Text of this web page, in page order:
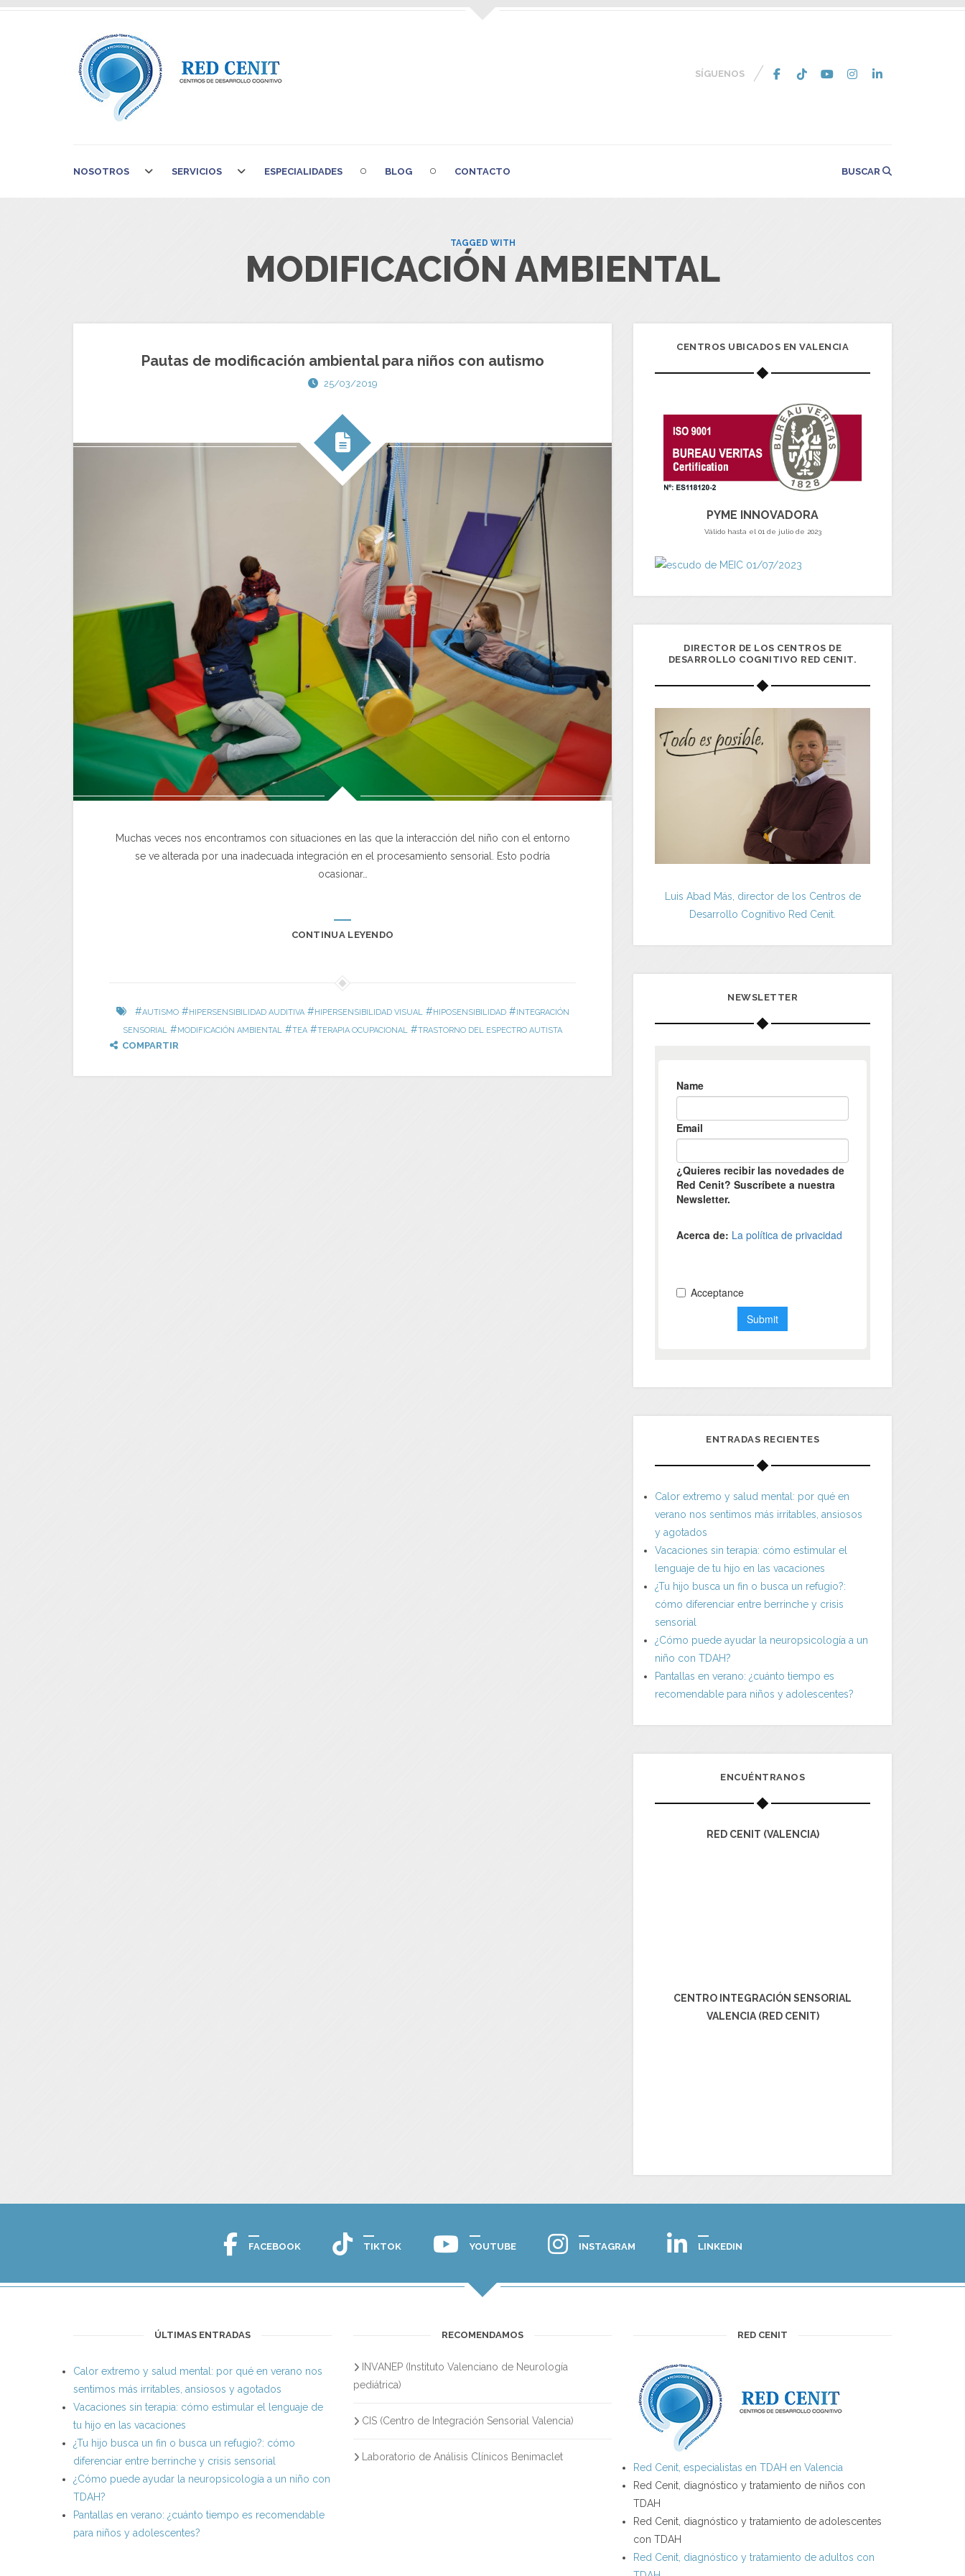
SÍGUENOS
NOSOTROS SERVICIOS ESPECIALIDADES BLOG CONTACTO BUSCAR
TAGGED WITH
MODIFICACIÓN AMBIENTAL
Pautas de modificación ambiental para niños con autismo
25/03/2019
Muchas veces nos encontramos con situaciones en las que la interacción del niño con el entorno
se ve alterada por una inadecuada integración en el procesamiento sensorial. Esto podría
ocasionar…
CONTINUA LEYENDO
#AUTISMO#HIPERSENSIBILIDAD AUDITIVA#HIPERSENSIBILIDAD VISUAL #HIPOSENSIBILIDAD#INTEGRACIÓN
SENSORIAL #MODIFICACIÓN AMBIENTAL #TEA #TERAPIA OCUPACIONAL #TRASTORNO DEL ESPECTRO AUTISTA
COMPARTIR
CENTROS UBICADOS EN VALENCIA
PYME INNOVADORA
Válido hasta el 01 de julio de 2023
DIRECTOR DE LOS CENTROS DE
DESARROLLO COGNITIVO RED CENIT.
Luis Abad Más, director de los Centros de
Desarrollo Cognitivo Red Cenit.
NEWSLETTER
ENTRADAS RECIENTES
Calor extremo y salud mental: por qué en
verano nos sentimos más irritables, ansiosos
y agotados
Vacaciones sin terapia: cómo estimular el
lenguaje de tu hijo en las vacaciones
¿Tu hijo busca un fin o busca un refugio?:
cómo diferenciar entre berrinche y crisis
sensorial
¿Cómo puede ayudar la neuropsicología a un
niño con TDAH?
Pantallas en verano: ¿cuánto tiempo es
recomendable para niños y adolescentes?
ENCUÉNTRANOS
RED CENIT (VALENCIA)
CENTRO INTEGRACIÓN SENSORIAL
VALENCIA (RED CENIT)
FACEBOOK TIKTOK YOUTUBE INSTAGRAM LINKEDIN
ÚLTIMAS ENTRADAS
Calor extremo y salud mental: por qué en verano nos
sentimos más irritables, ansiosos y agotados
Vacaciones sin terapia: cómo estimular el lenguaje de
tu hijo en las vacaciones
¿Tu hijo busca un fin o busca un refugio?: cómo
diferenciar entre berrinche y crisis sensorial
¿Cómo puede ayudar la neuropsicología a un niño con
TDAH?
Pantallas en verano: ¿cuánto tiempo es recomendable
para niños y adolescentes?
RECOMENDAMOS
INVANEP (Instituto Valenciano de Neurología
pediátrica)
CIS (Centro de Integración Sensorial Valencia)
Laboratorio de Análisis Clínicos Benimaclet
RED CENIT
Red Cenit, especialistas en TDAH en Valencia
Red Cenit, diagnóstico y tratamiento de niños con
TDAH
Red Cenit, diagnóstico y tratamiento de adolescentes
con TDAH
Red Cenit, diagnóstico y tratamiento de adultos con